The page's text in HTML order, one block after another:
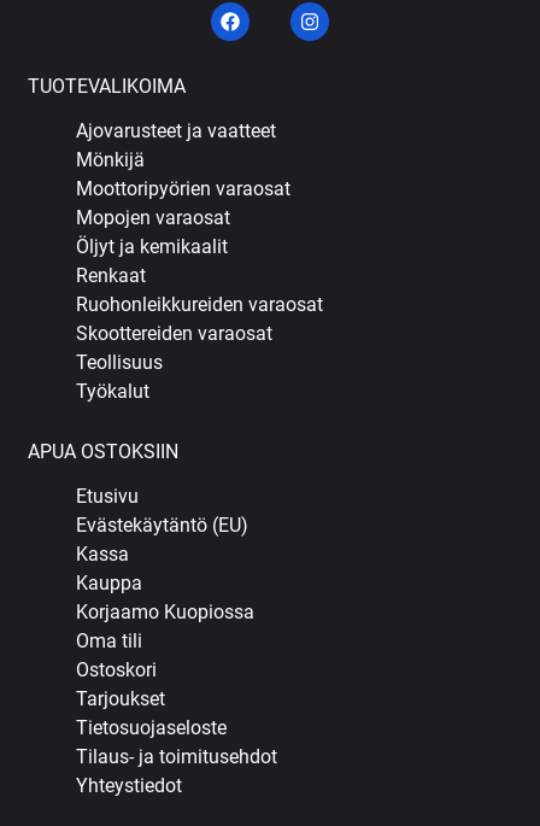
TUOTEVALIKOIMA
Ajovarusteet ja vaatteet
Mönkijä
Moottoripyörien varaosat
Mopojen varaosat
Öljyt ja kemikaalit
Renkaat
Ruohonleikkureiden varaosat
Skoottereiden varaosat
Teollisuus
Työkalut
APUA OSTOKSIIN
Etusivu
Evästekäytäntö (EU)
Kassa
Kauppa
Korjaamo Kuopiossa
Oma tili
Ostoskori
Tarjoukset
Tietosuojaseloste
Tilaus- ja toimitusehdot
Yhteystiedot